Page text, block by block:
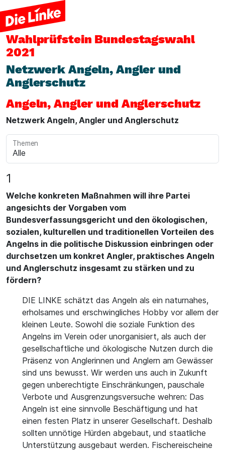
Wahlprüfstein Bundestagswahl
2021
Netzwerk Angeln, Angler und
Anglerschutz
Angeln, Angler und Anglerschutz
Netzwerk Angeln, Angler und Anglerschutz
Themen
1
Welche konkreten Maßnahmen will ihre Partei
angesichts der Vorgaben vom
Bundesverfassungsgericht und den ökologischen,
sozialen, kulturellen und traditionellen Vorteilen des
Angelns in die politische Diskussion einbringen oder
durchsetzen um konkret Angler, praktisches Angeln
und Anglerschutz insgesamt zu stärken und zu
fördern?
DIE LINKE schätzt das Angeln als ein naturnahes,
erholsames und erschwingliches Hobby vor allem der
kleinen Leute. Sowohl die soziale Funktion des
Angelns im Verein oder unorganisiert, als auch der
gesellschaftliche und ökologische Nutzen durch die
Präsenz von Anglerinnen und Anglern am Gewässer
sind uns bewusst. Wir werden uns auch in Zukunft
gegen unberechtigte Einschränkungen, pauschale
Verbote und Ausgrenzungsversuche wehren: Das
Angeln ist eine sinnvolle Beschäftigung und hat
einen festen Platz in unserer Gesellschaft. Deshalb
sollten unnötige Hürden abgebaut, und staatliche
Unterstützung ausgebaut werden. Fischereischeine